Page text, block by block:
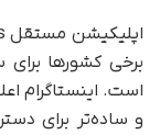
است. اینستاگرام
و ساده‌تر برای